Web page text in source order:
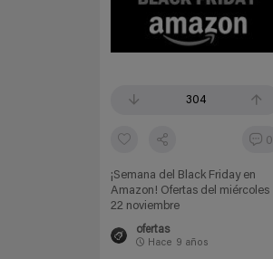
304
0
¡Semana del Black Friday en
Amazon! Ofertas del miércoles
22 noviembre
ofertas
Hace 9 años